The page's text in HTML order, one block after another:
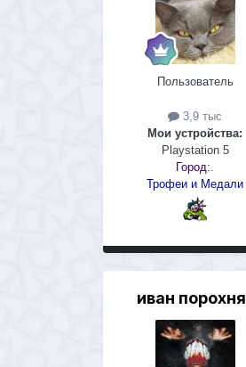
Пользователь
3,9 тыс
Мои устройства:
Playstation 5
Город:.
Трофеи и Медали
иван порохня